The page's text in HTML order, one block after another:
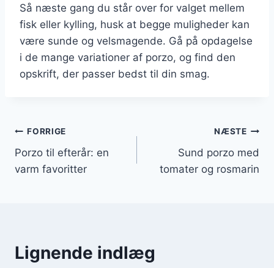
Så næste gang du står over for valget mellem
fisk eller kylling, husk at begge muligheder kan
være sunde og velsmagende. Gå på opdagelse
i de mange variationer af porzo, og find den
opskrift, der passer bedst til din smag.
Indlægsnavigation
FORRIGE
Porzo til efterår: en
varm favoritter
NÆSTE
Sund porzo med
tomater og rosmarin
Lignende indlæg